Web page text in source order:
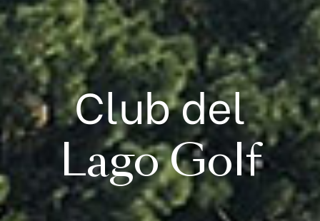
Club del
Lago Golf